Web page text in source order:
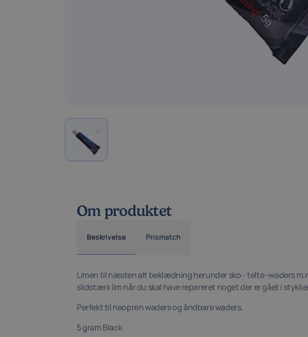
Om produktet
Beskrivelse Prismatch
Limen til næsten alt beklædning herunder sko - telte -waders
slidstærk lim når du skal have repareret noget der er gået i
Perfekt til neopren waders og åndbare waders.
5 gram Black